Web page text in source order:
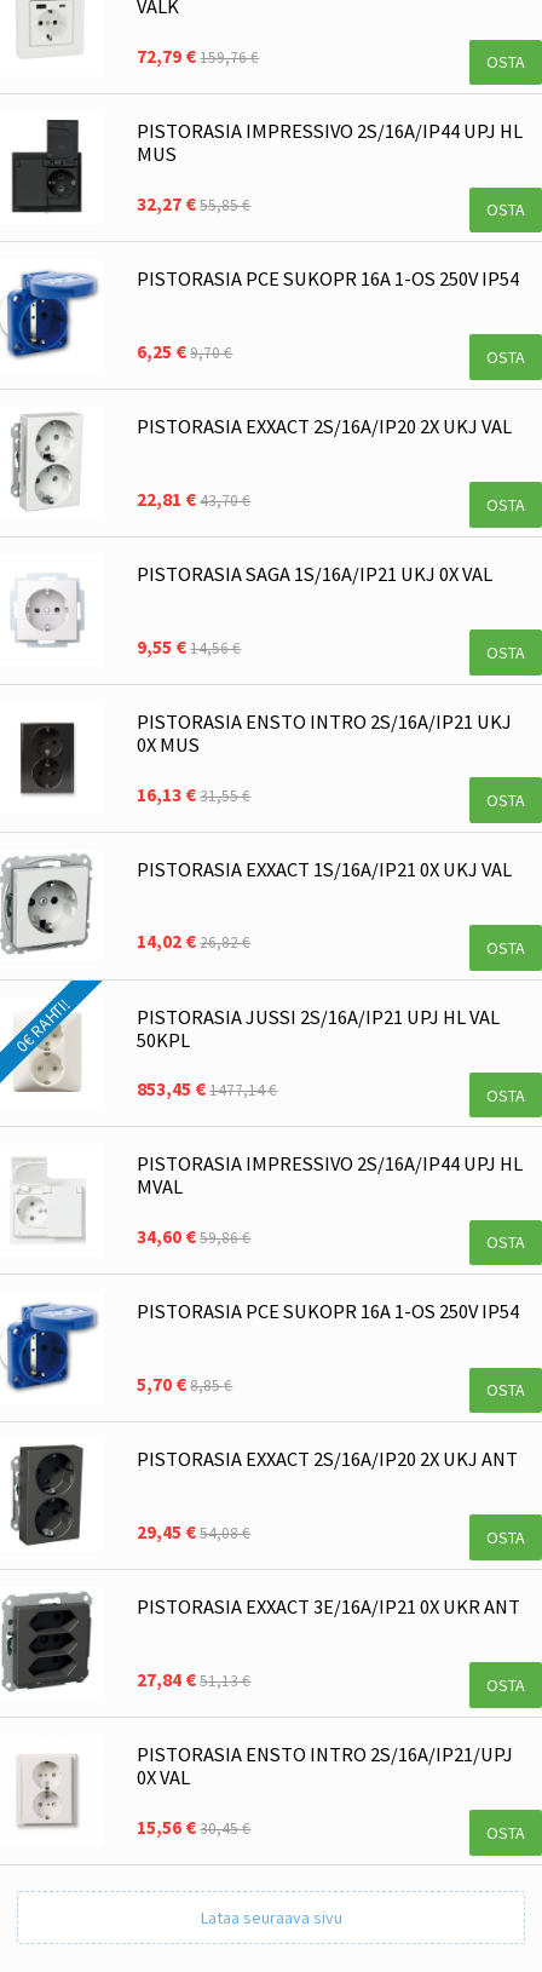
VALK
72,79 €159,76 € OSTA
PISTORASIA IMPRESSIVO 2S/16A/IP44 UPJ HL
MUS
32,27 €55,85 € OSTA
PISTORASIA PCE SUKOPR 16A 1-OS 250V IP54
6,25 €9,70 € OSTA
PISTORASIA EXXACT 2S/16A/IP20 2X UKJ VAL
22,81 €43,70 € OSTA
PISTORASIA SAGA 1S/16A/IP21 UKJ 0X VAL
9,55 €14,56 € OSTA
PISTORASIA ENSTO INTRO 2S/16A/IP21 UKJ
0X MUS
16,13 €31,55 € OSTA
PISTORASIA EXXACT 1S/16A/IP21 0X UKJ VAL
14,02 €26,82 € OSTA
0€ RAHTI!
PISTORASIA JUSSI 2S/16A/IP21 UPJ HL VAL
50KPL
853,45 €1477,14 € OSTA
PISTORASIA IMPRESSIVO 2S/16A/IP44 UPJ HL
MVAL
34,60 €59,86 € OSTA
PISTORASIA PCE SUKOPR 16A 1-OS 250V IP54
5,70 €8,85 € OSTA
PISTORASIA EXXACT 2S/16A/IP20 2X UKJ ANT
29,45 €54,08 € OSTA
PISTORASIA EXXACT 3E/16A/IP21 0X UKR ANT
27,84 €51,13 € OSTA
PISTORASIA ENSTO INTRO 2S/16A/IP21/UPJ
0X VAL
15,56 €30,45 € OSTA
Lataa seuraava sivu